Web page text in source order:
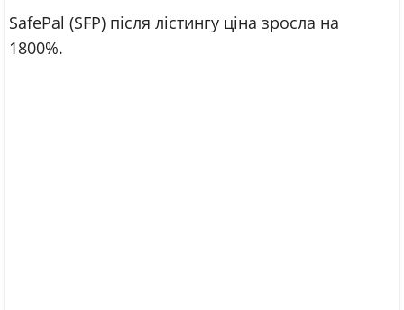
SafePal (SFP) після лістингу ціна зросла на
1800%.